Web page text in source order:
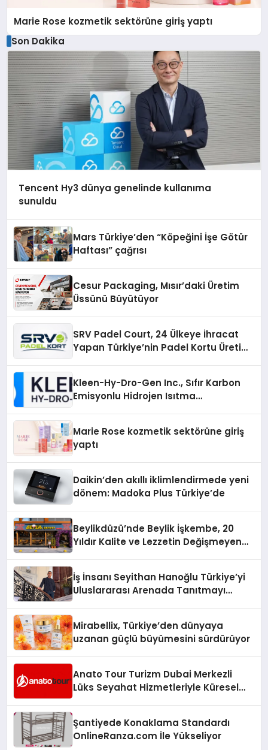
Marie Rose kozmetik sektörüne giriş yaptı
Son Dakika
Tencent Hy3 dünya genelinde kullanıma
sunuldu
Mars Türkiye’den “Köpeğini İşe Götür
Haftası” çağrısı
Cesur Packaging, Mısır’daki Üretim
Üssünü Büyütüyor
SRV Padel Court, 24 Ülkeye İhracat
Yapan Türkiye’nin Padel Kortu Üretim
Kleen-Hy-Dro-Gen Inc., Sıfır Karbon
Emisyonlu Hidrojen Isıtma
Marie Rose kozmetik sektörüne giriş
yaptı
Daikin’den akıllı iklimlendirmede yeni
dönem: Madoka Plus Türkiye’de
Beylikdüzü’nde Beylik İşkembe, 20
Yıldır Kalite ve Lezzetin Değişmeyen
İş İnsanı Seyithan Hanoğlu Türkiye’yi
Uluslararası Arenada Tanıtmayı
Mirabellix, Türkiye’den dünyaya
uzanan güçlü büyümesini sürdürüyor
Anato Tour Turizm Dubai Merkezli
Lüks Seyahat Hizmetleriyle Küresel
Şantiyede Konaklama Standardı
OnlineRanza.com İle Yükseliyor